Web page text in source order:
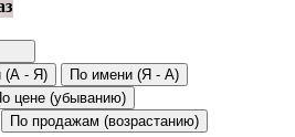
(A - Я)
По имени (Я - A)
цене (убыванию)
По продажам (возрастанию)